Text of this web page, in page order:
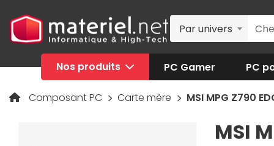
Par univers
Nos produits PC Gamer PC
Composant PC Carte mère MSI MPG Z790
MSI